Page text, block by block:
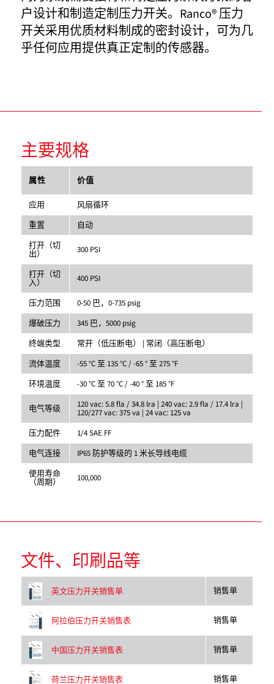
户设计和制造定制压力开关。Ranco® 压力
开关采用优质材料制成的密封设计，可为几
乎任何应用提供真正定制的传感器。
主要规格
属性 价值
应用
风扇循环
重置
自动
打开（切
出） 300 PSI
打开（切
入） 400 PSI
压力范围
0-50 巴，0-735 psig
爆破压力
345 巴，5000 psig
终端类型
常开（低压断电） | 常闭（高压断电）
流体温度
-55 °C 至 135 °C / -65 ° 至 275 °F
环境温度
-30 °C 至 70 °C / -40 ° 至 185 °F
电气等级 120 vac: 5.8 fla / 34.8 lra | 240 vac: 2.9 fla / 17.4 lra |
120/277 vac: 375 va | 24 vac: 125 va
压力配件
1/4 SAE FF
电气连接
IP65 防护等级的 1 米长导线电缆
使用寿命
（周期） 100,000
文件、印刷品等
英文压力开关销售单 销售单
阿拉伯压力开关销售表 销售单
中国压力开关销售表 销售单
荷兰压力开关销售表 销售单